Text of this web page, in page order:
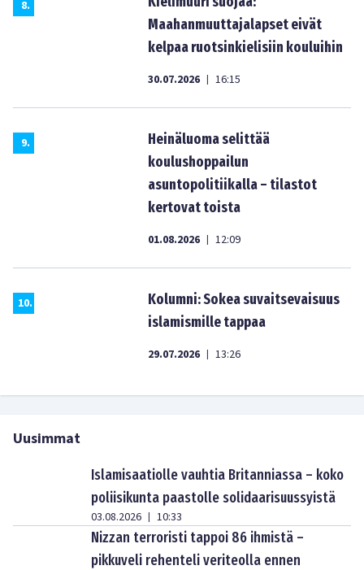
8.
Maahanmuuttajalapset eivät
kelpaa ruotsinkielisiin kouluihin
30.07.2026 | 16:15
9.
Heinäluoma selittää
koulushoppailun
asuntopolitiikalla – tilastot
kertovat toista
01.08.2026 | 12:09
10.
Kolumni: Sokea suvaitsevaisuus
islamismille tappaa
29.07.2026 | 13:26
Uusimmat
Islamisaatiolle vauhtia Britanniassa – koko
poliisikunta paastolle solidaarisuussyistä
03.08.2026 | 10:33
Nizzan terroristi tappoi 86 ihmistä –
pikkuveli rehenteli veriteolla ennen